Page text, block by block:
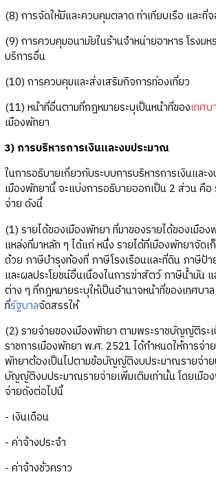
(8) การจัดให้มีและควบคุมตลาด ท่าเทียบเรือ และที่
(9) การควบคุมอนามัยในร้านจำหน่ายอาหาร โรงม
บริการอื่น
(10) การควบคุมและส่งเสริมกิจการท่องเที่ยว
(11) หน้าที่อื่นตามที่กฎหมายระบุเป็นหน้าที่ของเทศ
เมืองพัทยา
3) การบริหารการเงินและงบประมาณ
ในการอธิบายเกี่ยวกับระบบการบริหารการเงินและ
เมืองพัทยานี้ จะแบ่งการอธิบายออกเป็น 2 ส่วน คือ
จ่าย ดังนี้
(1) รายได้ของเมืองพัทยา ที่มาของรายได้ของเมือ
แหล่งที่มาหลัก ๆ ได้แก่ หนึ่ง รายได้ที่เมืองพัทยาจัดเ
ด้วย ภาษีบำรุงท้องที่ ภาษีโรงเรือนและที่ดิน ภาษีป้
และผลประโยชน์อื่นเนื่องในการฆ่าสัตว์ ภาษีน้ำมัน แ
ต่าง ๆ ที่กฎหมายระบุให้เป็นอำนาจหน้าที่ของเทศบา
ที่รัฐบาลจัดสรรให้
(2) รายจ่ายของเมืองพัทยา ตามพระราชบัญญัติระ
ราชการเมืองพัทยา พ.ศ. 2521 ได้กำหนดให้การจ่า
พัทยาต้องเป็นไปตามข้อบัญญัติงบประมาณรายจ่าย
บัญญัติงบประมาณรายจ่ายเพิ่มเติมเท่านั้น โดยเมือ
จ่ายดังต่อไปนี้
- เงินเดือน
- ค่าจ้างประจำ
- ค่าจ้างชั่วคราว